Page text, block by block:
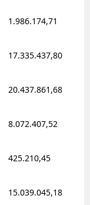
Mersin
Kars
Kırşehir
1.986.174,71
17.335.437,80
20.437.861,68
8.072.407,52
425.210,45
15.039.045,18